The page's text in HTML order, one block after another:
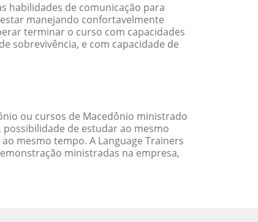
habilidades de comunicação para
manejando confortavelmente
terminar o curso com capacidades
sobrevivência, e com capacidade de
ou cursos de Macedônio ministrado
de estudar ao mesmo
mesmo tempo. A Language Trainers
ministradas na empresa,